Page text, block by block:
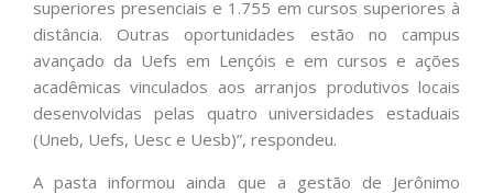
superiores presenciais e 1.755 em cursos superiores à
distância. Outras oportunidades estão no campus
avançado da Uefs em Lençóis e em cursos e ações
acadêmicas vinculados aos arranjos produtivos locais
desenvolvidas pelas quatro universidades estaduais
(Uneb, Uefs, Uesc e Uesb)”, respondeu.
A pasta informou ainda que a gestão de Jerônimo